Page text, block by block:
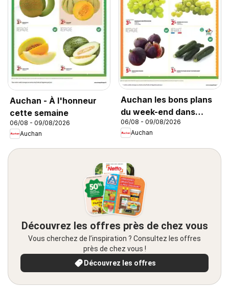
Auchan - À l'honneur
cette semaine
06/08 - 09/08/2026
Auchan
Auchan les bons plans
du week-end dans
votre super
06/08 - 09/08/2026
Auchan
Découvrez les offres près de chez vous
Vous cherchez de l’inspiration ? Consultez les offres
près de chez vous !
Découvrez les offres